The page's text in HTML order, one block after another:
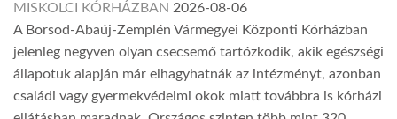
MISKOLCI KÓRHÁZBAN 2026-08-06
A Borsod-Abaúj-Zemplén Vármegyei Központi Kórházban
jelenleg negyven olyan csecsemő tartózkodik, akik egészségi
állapotuk alapján már elhagyhatnák az intézményt, azonban
családi vagy gyermekvédelmi okok miatt továbbra is kórházi